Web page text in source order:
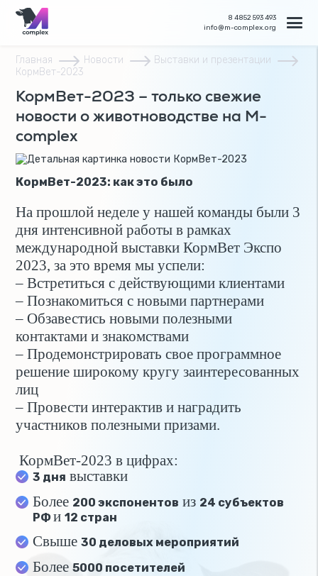
8 4852 593 493
info@m-complex.org
Главная Новости
Выставки и презентации
КормВет-2023
КормВет-2023 – только свежие
новости о животноводстве на M-
complex
КормВет-2023: как это было
На прошлой неделе у нашей команды были 3
дня интенсивной работы в рамках
международной выставки КормВет Экспо
2023, за это время мы успели:
– Встретиться с действующими клиентами
– Познакомиться с новыми партнерами
– Обзавестись новыми полезными
контактами и знакомствами
– Продемонстрировать свое программное
решение широкому кругу заинтересованных
лиц
– Провести интерактив и наградить
участников полезными призами.
КормВет-2023 в цифрах:
3 дня выставки
Более 200 экспонентов из 24 субъектов
РФи12 стран
Свыше30 деловых мероприятий
Более5000 посетителей